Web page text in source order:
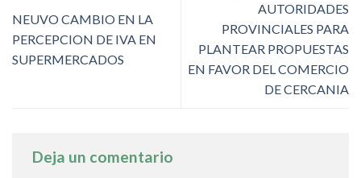
NEUVO CAMBIO EN LA
PERCEPCION DE IVA EN
SUPERMERCADOS
AUTORIDADES
PROVINCIALES PARA
PLANTEAR PROPUESTAS
EN FAVOR DEL COMERCIO
DE CERCANIA
Deja un comentario